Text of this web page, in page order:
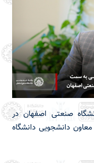
صنعتی اصفهان در
دانشجویی دانشگاه